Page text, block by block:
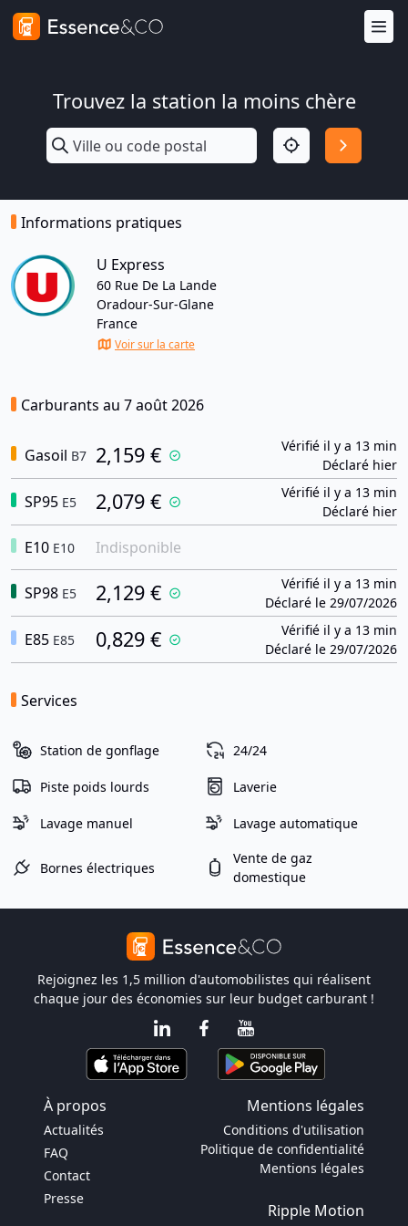
Trouvez la station la moins chère
Informations pratiques
U Express
60 Rue De La Lande
Oradour-Sur-Glane
France
Voir sur la carte
Carburants au 7 août 2026
Gasoil B7 2,159 €
Vérifié il y a 13 min
Déclaré hier
SP95 E5 2,079 €
Vérifié il y a 13 min
Déclaré hier
E10 E10 Indisponible
SP98 E5 2,129 €
Vérifié il y a 13 min
Déclaré le 29/07/2026
E85 E85 0,829 €
Vérifié il y a 13 min
Déclaré le 29/07/2026
Services
Station de gonflage 24/24
Piste poids lourds Laverie
Lavage manuel Lavage automatique
Bornes électriques
Vente de gaz
domestique
Rejoignez les 1,5 million d'automobilistes qui réalisent
chaque jour des économies sur leur budget carburant !
À propos Mentions légales
Actualités
FAQ
Contact
Presse
Conditions d'utilisation
Politique de confidentialité
Mentions légales
Ripple Motion